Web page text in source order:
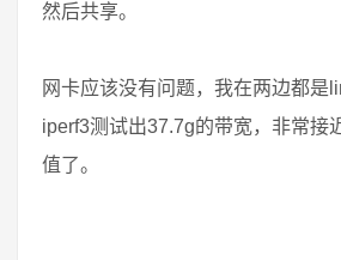
然后共享。
网卡应该没有问题，我在两边都是
iperf3测试出37.7g的带宽，非常接
值了。